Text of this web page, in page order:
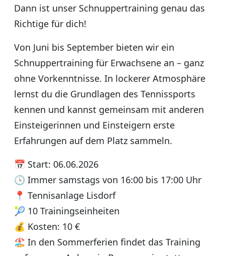
Dann ist unser Schnuppertraining genau das
Richtige für dich!
Von Juni bis September bieten wir ein
Schnuppertraining für Erwachsene an – ganz
ohne Vorkenntnisse. In lockerer Atmosphäre
lernst du die Grundlagen des Tennissports
kennen und kannst gemeinsam mit anderen
Einsteigerinnen und Einsteigern erste
Erfahrungen auf dem Platz sammeln.
📅 Start: 06.06.2026
🕓 Immer samstags von 16:00 bis 17:00 Uhr
📍 Tennisanlage Lisdorf
🎾 10 Trainingseinheiten
💰 Kosten: 10 €
🏖 In den Sommerferien findet das Training